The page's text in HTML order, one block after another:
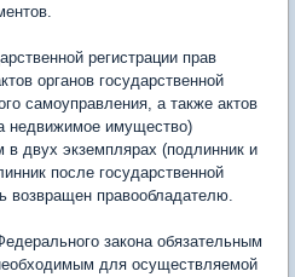
регистрации прав
органов государственной
самоуправления, а также актов
недвижимое имущество)
двух экземплярах (подлинник и
после государственной
возвращен правообладателю.
закона обязательным
для осуществляемой